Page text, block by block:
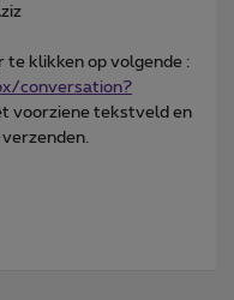
te klikken op volgende :
conversation?
voorziene tekstveld en